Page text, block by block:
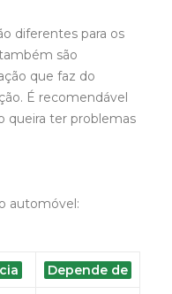
diferentes para os
são
que faz do
É recomendável
queira ter problemas
automóvel:
Depende de